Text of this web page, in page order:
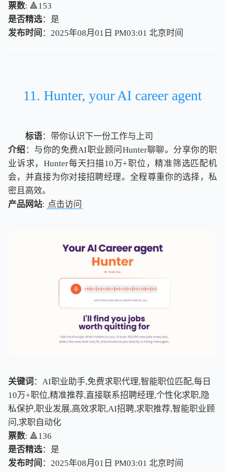
票数: 🔺153
是否精选：是
发布时间 ：2025年08月01日 PM03:01 北京时间
北京时间
11. Hunter, your AI career agent
标语：带你认识下一份工作与上司
介绍 ：与你的免费AI职业顾问Hunter聊聊。分享你的职
业诉求，Hunter每天扫描10万+职位，精准筛选匹配机
会，并直接为你对接招聘经理。全程尊重你的选择，私
密且高效。
产品网站: 点击访问
关键词 ：AI职业助手,免费求职代理,智能职位匹配,每日
10万+职位,精准推荐,直接联系招聘经理,个性化求职,隐
私保护,职业发展,高效求职,AI招聘,求职推荐,智能职业顾
问,求职自动化
票数: 🔺136
是否精选：是
发布时间 ：2025年08月01日 PM03:01 北京时间
北京时间